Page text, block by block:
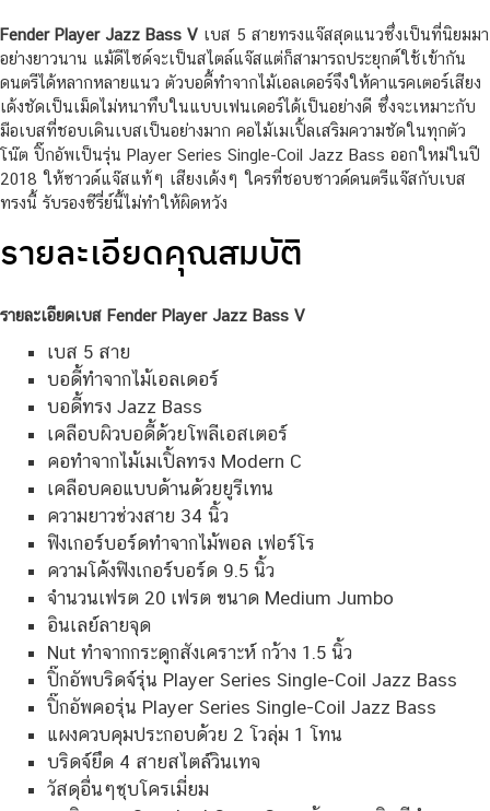
Fender Player Jazz Bass V เบส 5 สายทรงแจ๊สสุดแนวซึ่งเป็นที่นิยมมา
อย่างยาวนาน แม้ดีไซด์จะเป็นสไตล์แจ๊สแต่ก็สามารถประยุกต์ใช้เข้ากัน
ดนตรีได้หลากหลายแนว ตัวบอดี้ทำจากไม้เอลเดอร์จึงให้คาแรคเตอร์เสียง
เด้งชัดเป็นเม็ดไม่หนาทึบในแบบเฟนเดอร์ได้เป็นอย่างดี ซึ่งจะเหมาะกับ
มือเบสที่ชอบเดินเบสเป็นอย่างมาก คอไม้เมเปิ้ลเสริมความชัดในทุกตัว
โน๊ต ปิ๊กอัพเป็นรุ่น Player Series Single-Coil Jazz Bass ออกใหม่ในปี
2018 ให้ซาวด์แจ๊สแท้ๆ เสียงเด้งๆ ใครที่ชอบซาวด์ดนตรีแจ๊สกับเบส
ทรงนี้ รับรองซีรี่ย์นี้ไม่ทำให้ผิดหวัง
รายละเอียดคุณสมบัติ
รายละเอียดเบส Fender Player Jazz Bass V
เบส 5 สาย
บอดี้ทำจากไม้เอลเดอร์
บอดี้ทรง Jazz Bass
เคลือบผิวบอดี้ด้วยโพลีเอสเตอร์
คอทำจากไม้เมเปิ้ลทรง Modern C
เคลือบคอแบบด้านด้วยยูรีเทน
ความยาวช่วงสาย 34 นิ้ว
ฟิงเกอร์บอร์ดทำจากไม้พอล เฟอร์โร
ความโค้งฟิงเกอร์บอร์ด 9.5 นิ้ว
จำนวนเฟรต 20 เฟรต ขนาด Medium Jumbo
อินเลย์ลายจุด
Nut ทำจากกระดูกสังเคราะห์ กว้าง 1.5 นิ้ว
ปิ๊กอัพบริดจ์รุ่น Player Series Single-Coil Jazz Bass
ปิ๊กอัพคอรุ่น Player Series Single-Coil Jazz Bass
แผงควบคุมประกอบด้วย 2 โวลุ่ม 1 โทน
บริดจ์ยึด 4 สายสไตล์วินเทจ
วัสดุอื่นๆชุบโครเมี่ยม